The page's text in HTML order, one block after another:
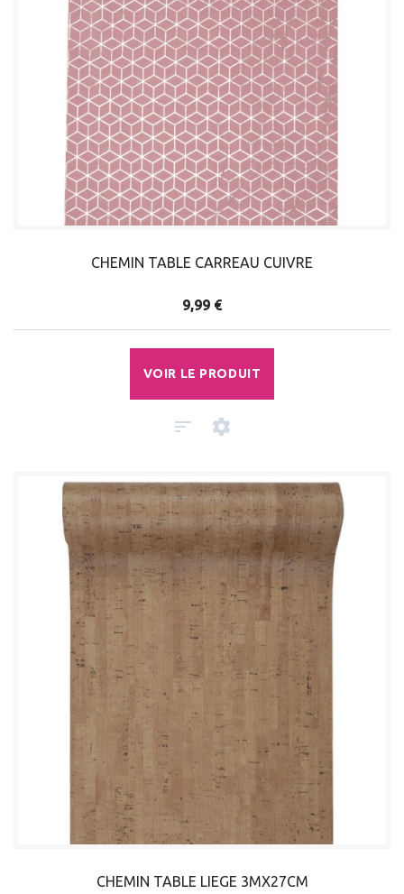
CHEMIN TABLE CARREAU CUIVRE
9,99 €
VOIR LE PRODUIT
CHEMIN TABLE LIEGE 3MX27CM